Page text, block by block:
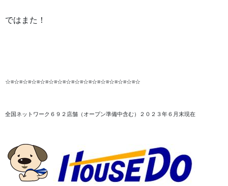
ではまた！
☆≡☆≡☆≡☆≡☆≡☆≡☆≡☆≡☆≡☆≡☆≡☆≡☆≡☆≡☆≡☆
全国ネットワーク６９２店舗（オープン準備中含む）２０２３年６月末現在